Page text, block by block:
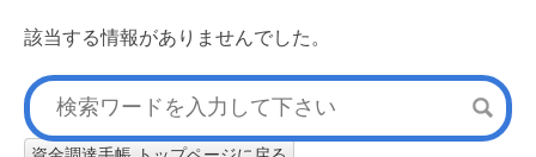
該当する情報がありませんでした。